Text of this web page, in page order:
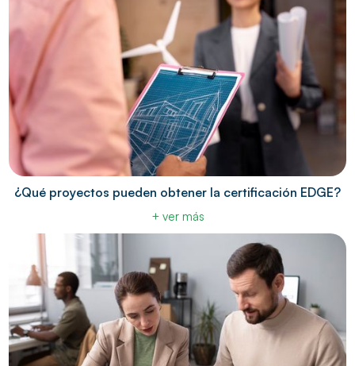
¿Qué proyectos pueden obtener la certificación EDGE?
+ ver más